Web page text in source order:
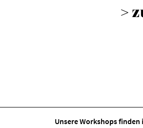
>
Unsere Workshops finden